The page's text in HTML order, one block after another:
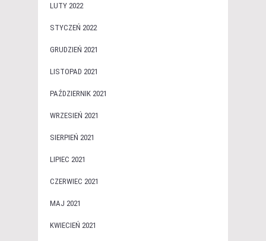
LUTY 2022
STYCZEŃ 2022
GRUDZIEŃ 2021
LISTOPAD 2021
PAŹDZIERNIK 2021
WRZESIEŃ 2021
SIERPIEŃ 2021
LIPIEC 2021
CZERWIEC 2021
MAJ 2021
KWIECIEŃ 2021